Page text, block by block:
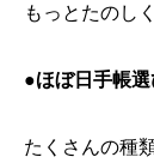
もっとたのし
●ほぼ日手帳
たくさんの種